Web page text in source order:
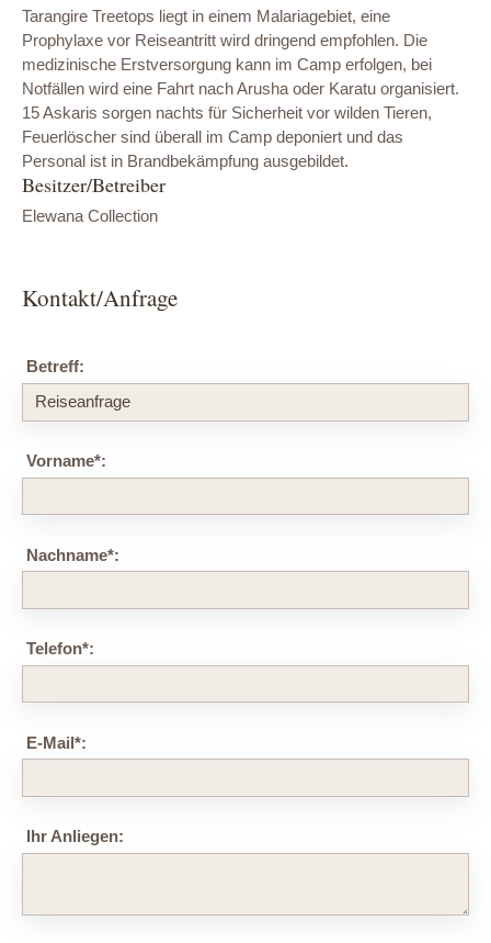
Tarangire Treetops liegt in einem Malariagebiet, eine
Prophylaxe vor Reiseantritt wird dringend empfohlen. Die
medizinische Erstversorgung kann im Camp erfolgen, bei
Notfällen wird eine Fahrt nach Arusha oder Karatu organisiert.
15 Askaris sorgen nachts für Sicherheit vor wilden Tieren,
Feuerlöscher sind überall im Camp deponiert und das
Personal ist in Brandbekämpfung ausgebildet.
Besitzer/Betreiber
Elewana Collection
Kontakt/Anfrage
Betreff:
Vorname*:
Nachname*:
Telefon*:
E-Mail*:
Ihr Anliegen: